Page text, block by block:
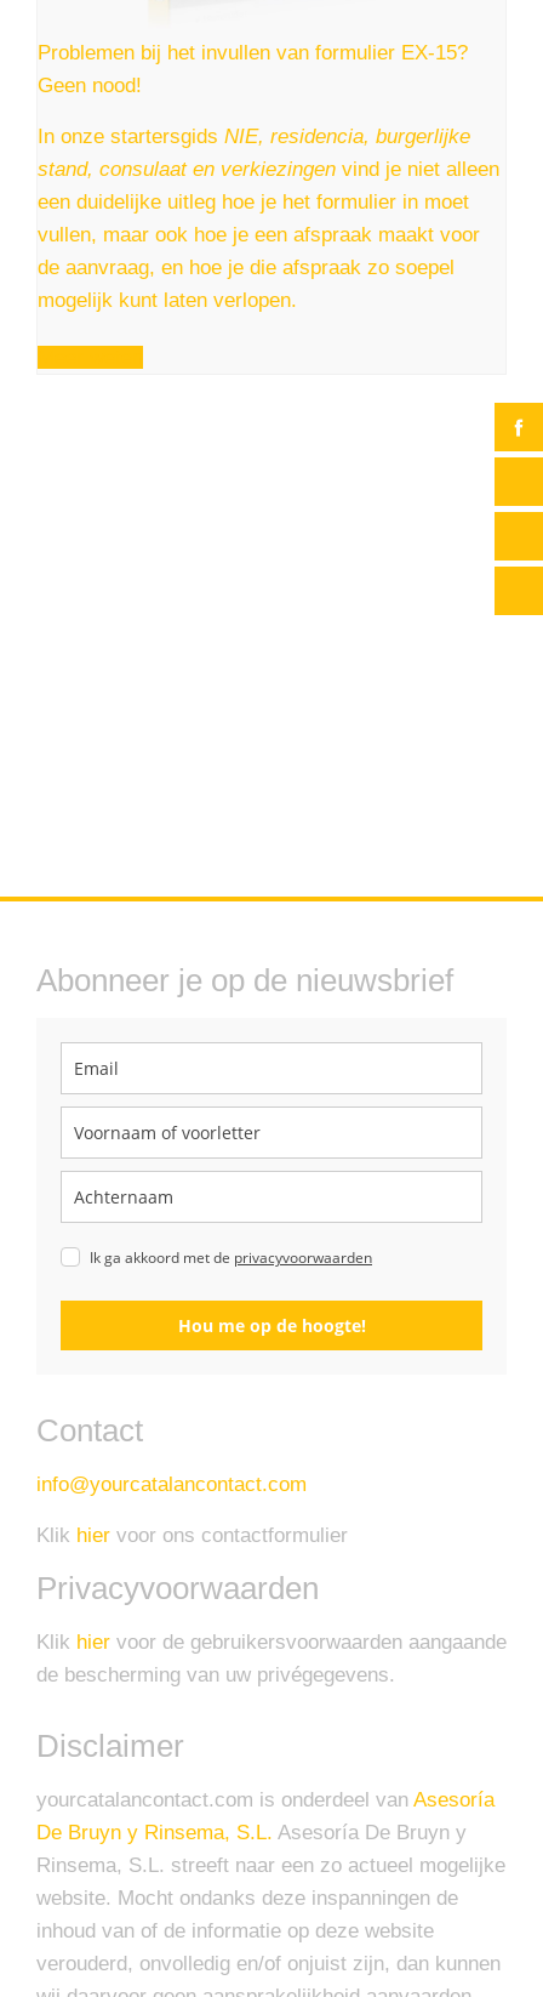
Problemen bij het invullen van formulier EX-15?
Geen nood!
In onze startersgids NIE, residencia, burgerlijke
stand, consulaat en verkiezingen vind je niet alleen
een duidelijke uitleg hoe je het formulier in moet
vullen, maar ook hoe je een afspraak maakt voor
de aanvraag, en hoe je die afspraak zo soepel
mogelijk kunt laten verlopen.
Abonneer je op de nieuwsbrief
Ik ga akkoord met de privacyvoorwaarden
Hou me op de hoogte!
Contact
info@yourcatalancontact.com
Klik hier voor ons contactformulier
Privacyvoorwaarden
Klik hier voor de gebruikersvoorwaarden aangaande
de bescherming van uw privégegevens.
Disclaimer
yourcatalancontact.com is onderdeel van Asesoría
De Bruyn y Rinsema, S.L. Asesoría De Bruyn y
Rinsema, S.L. streeft naar een zo actueel mogelijke
website. Mocht ondanks deze inspanningen de
inhoud van of de informatie op deze website
verouderd, onvolledig en/of onjuist zijn, dan kunnen